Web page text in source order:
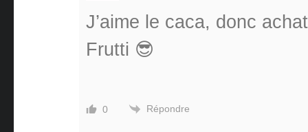
J’aime le caca, donc
Frutti 😎
0 Répondre